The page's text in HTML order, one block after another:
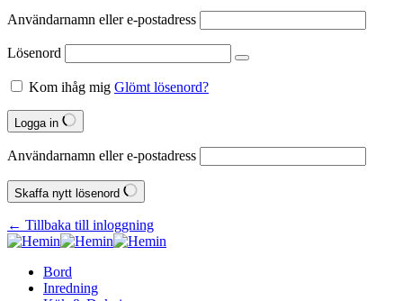
Användarnamn eller e‑postadress
Lösenord
Kom ihåg mig Glömt lösenord?
Logga in
Användarnamn eller e‑postadress
Skaffa nytt lösenord
← Tillbaka till inloggning
Bord
Inredning